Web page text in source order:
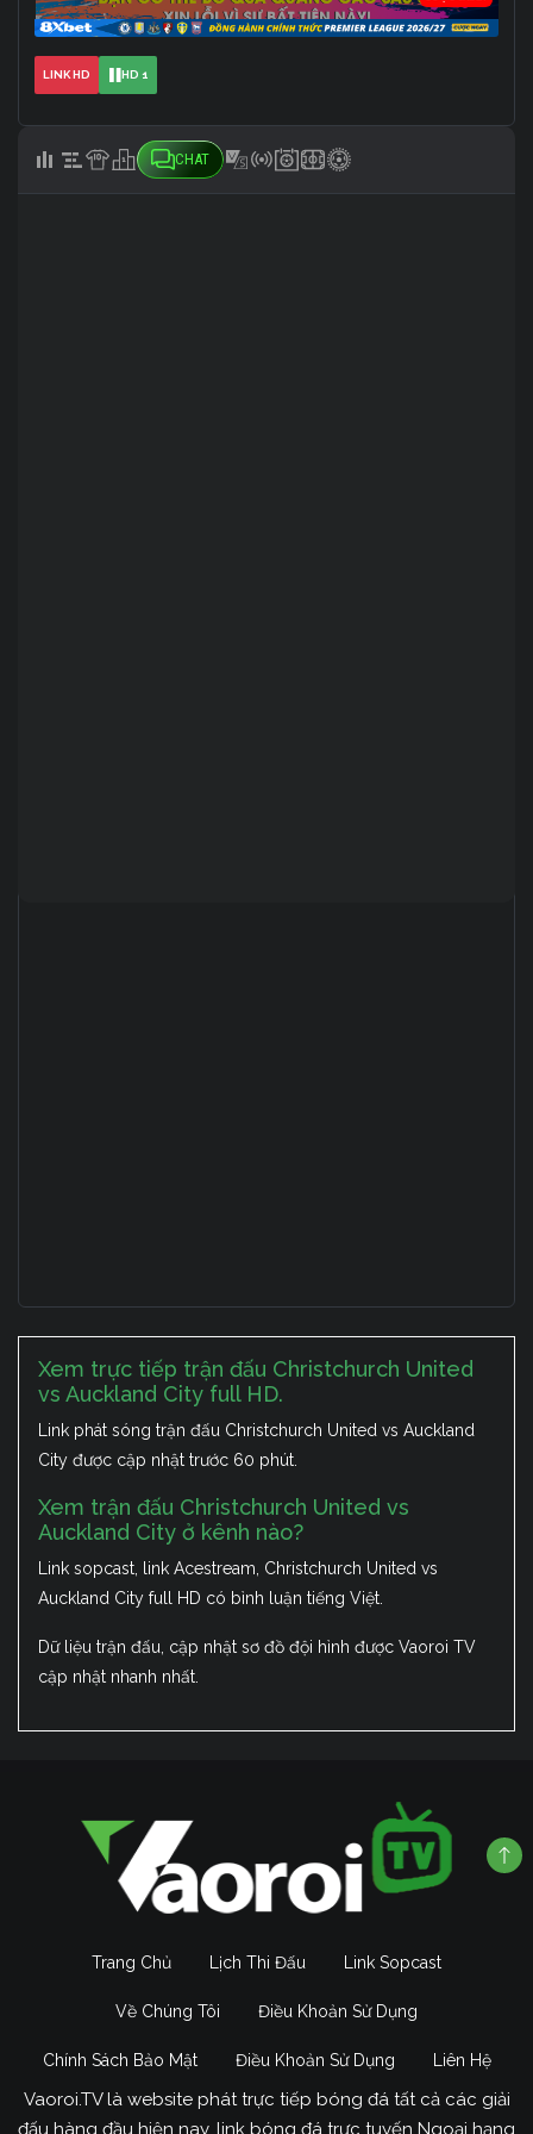
LINK HD HD 1
CHAT
Xem trực tiếp trận đấu Christchurch United
vs Auckland City full HD.
Link phát sóng trận đấu Christchurch United vs Auckland
City được cập nhật trước 60 phút.
Xem trận đấu Christchurch United vs
Auckland City ở kênh nào?
Link sopcast, link Acestream, Christchurch United vs
Auckland City full HD có bình luận tiếng Việt.
Dữ liệu trận đấu, cập nhật sơ đồ đội hình được Vaoroi TV
cập nhật nhanh nhất.
Trang Chủ Lịch Thi Đấu Link Sopcast
Về Chúng Tôi Điều Khoản Sử Dụng
Chính Sách Bảo Mật Điều Khoản Sử Dụng Liên Hệ
Vaoroi.TV là website phát trực tiếp bóng đá tất cả các giải